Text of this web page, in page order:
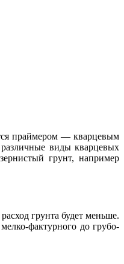
праймером — кварцевым
виды кварцевых
грунт, например
грунта будет меньше.
фактурного до грубо-